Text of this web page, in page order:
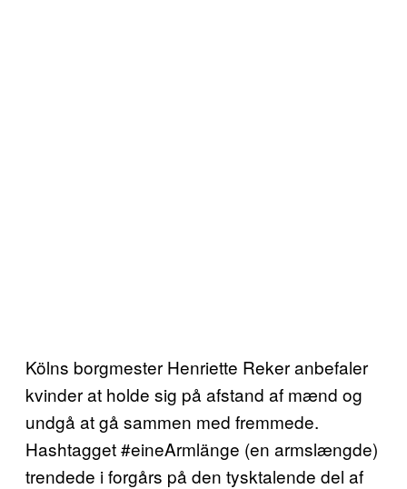
Kölns borgmester Henriette Reker anbefaler
kvinder at holde sig på afstand af mænd og
undgå at gå sammen med fremmede.
Hashtagget #eineArmlänge (en armslængde)
trendede i forgårs på den tysktalende del af